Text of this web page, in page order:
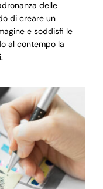
delle
di creare un
e soddisfi le
al contempo la